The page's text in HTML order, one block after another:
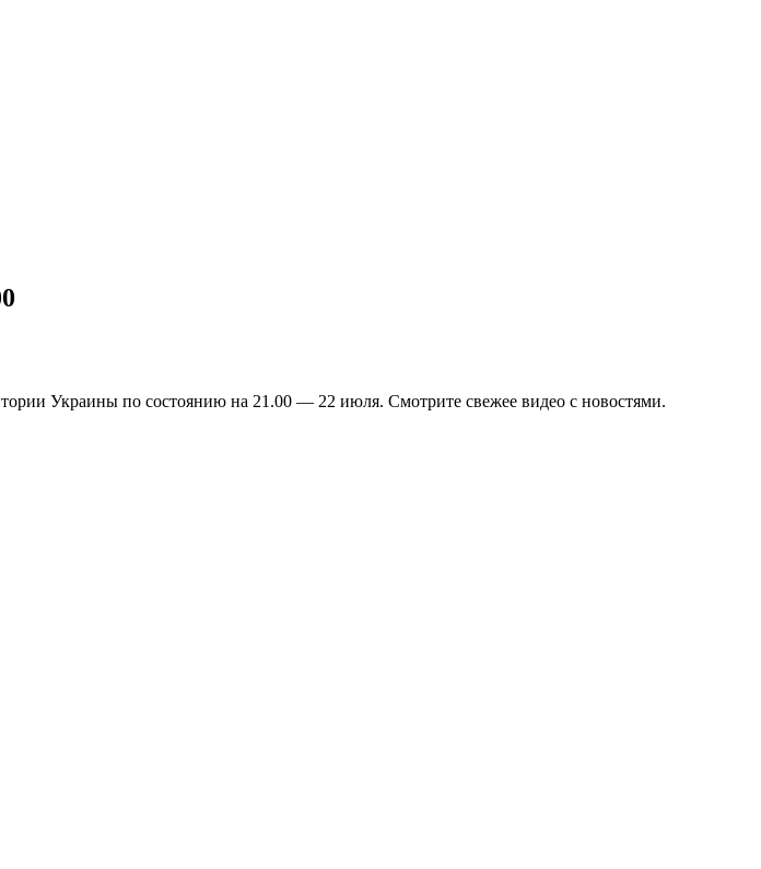
Украины по состоянию на 21.00 — 22 июля. Смотрите свежее видео с новостями.